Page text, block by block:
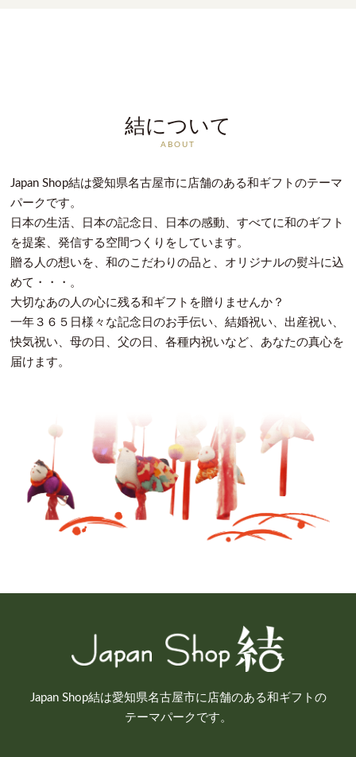
結について
ABOUT
Japan Shop結は愛知県名古屋市に店舗のある和ギフトのテーマ
パークです。
日本の生活、日本の記念日、日本の感動、すべてに和のギフト
を提案、発信する空間つくりをしています。
贈る人の想いを、和のこだわりの品と、オリジナルの熨斗に込
めて・・・。
大切なあの人の心に残る和ギフトを贈りませんか？
一年３６５日様々な記念日のお手伝い、結婚祝い、出産祝い、
快気祝い、母の日、父の日、各種内祝いなど、あなたの真心を
届けます。
Japan Shop結は愛知県名古屋市に店舗のある和ギフトの
テーマパークです。